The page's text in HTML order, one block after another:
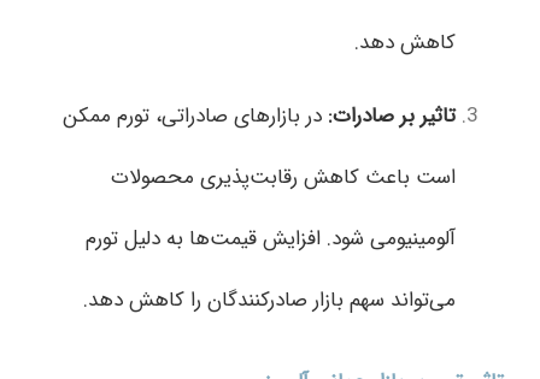
کاهش دهد.
تاثیر بر صادرات: در بازارهای صادراتی، تورم ممکن
است باعث کاهش رقابت‌پذیری محصولات
آلومینیومی شود. افزایش قیمت‌ها به دلیل تورم
می‌تواند سهم بازار صادرکنندگان را کاهش دهد.